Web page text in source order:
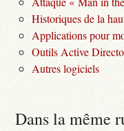
Historiques de la
Applications pour
Outils Active
Autres logiciels
Dans la même